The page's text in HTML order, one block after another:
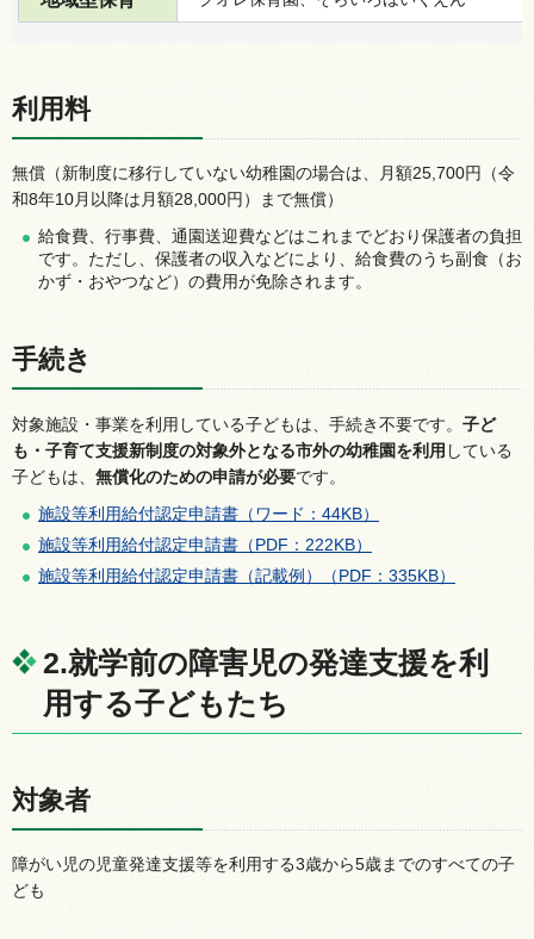
利用料
無償（新制度に移行していない幼稚園の場合は、月額25,700円（令
和8年10月以降は月額28,000円）まで無償）
給食費、行事費、通園送迎費などはこれまでどおり保護者の負担
です。ただし、保護者の収入などにより、給食費のうち副食（お
かず・おやつなど）の費用が免除されます。
手続き
対象施設・事業を利用している子どもは、手続き不要です。 子ど
も・子育て支援新制度の対象外となる市外の幼稚園を利用 している
子どもは、 無償化のための申請が必要です。
施設等利用給付認定申請書（ワード：44KB）
施設等利用給付認定申請書（PDF：222KB）
施設等利用給付認定申請書（記載例）（PDF：335KB）
2.就学前の障害児の発達支援を利
用する子どもたち
対象者
障がい児の児童発達支援等を利用する3歳から5歳までのすべての子
ども